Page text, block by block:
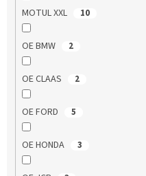
MOTUL XXL 10
OE BMW 2
OE CLAAS 2
OE FORD 5
OE HONDA 3